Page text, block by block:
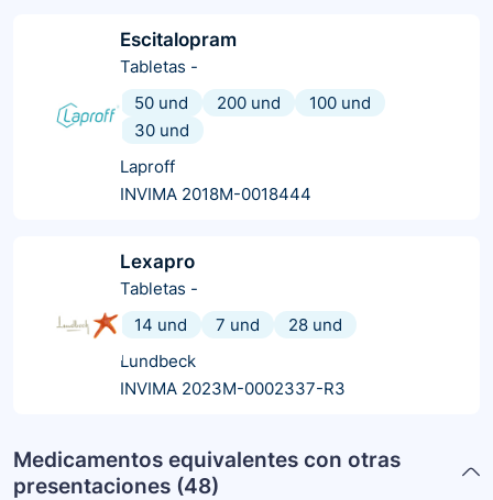
Escitalopram
Tabletas -
50 und
200 und
100 und
30 und
Laproff
INVIMA 2018M-0018444
Lexapro
Tabletas -
14 und
7 und
28 und
Lundbeck
INVIMA 2023M-0002337-R3
Medicamentos equivalentes con otras
presentaciones (48)